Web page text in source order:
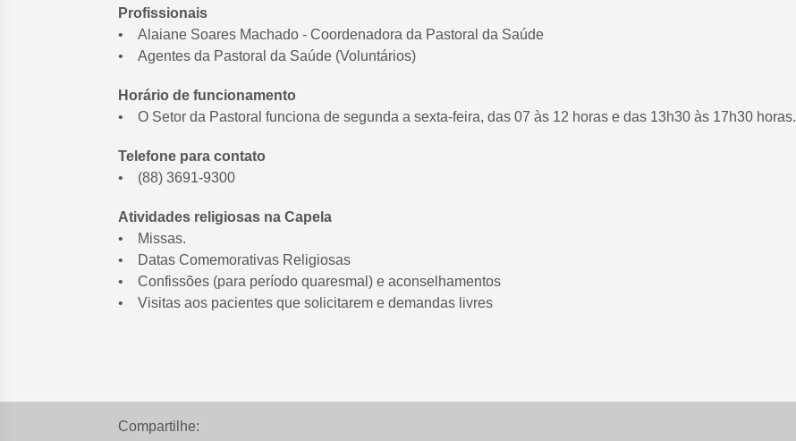
Profissionais
• Alaiane Soares Machado - Coordenadora da Pastoral da Saúde
• Agentes da Pastoral da Saúde (Voluntários)
Horário de funcionamento
• O Setor da Pastoral funciona de segunda a sexta-feira, das 07 às 12 horas e das 13h30 às 17h30 horas.
Telefone para contato
• (88) 3691-9300
Atividades religiosas na Capela
• Missas.
• Datas Comemorativas Religiosas
• Confissões (para período quaresmal) e aconselhamentos
• Visitas aos pacientes que solicitarem e demandas livres
Compartilhe: